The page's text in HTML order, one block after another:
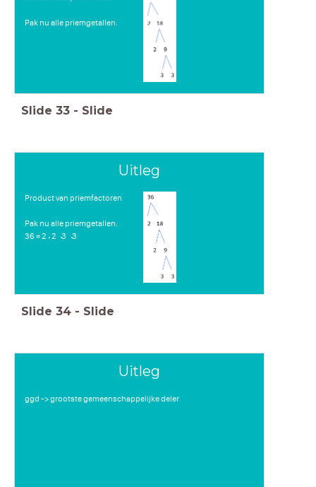
Pak nu alle priemgetallen.
Slide 33 - Slide
Uitleg
Product van priemfactoren
Pak nu alle priemgetallen.
36 = 2 2 3 3
⋅ ⋅ ⋅
Slide 34 - Slide
Uitleg
ggd -> grootste gemeenschappelijke deler